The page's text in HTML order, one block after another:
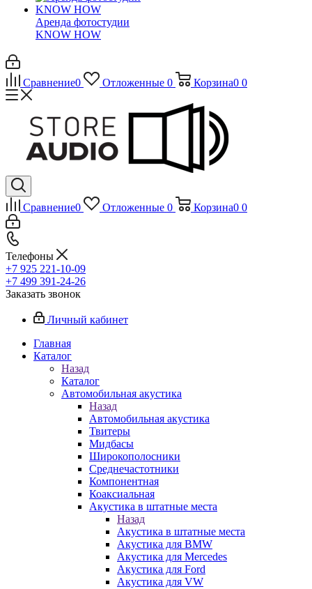
Аренда фотостудии
KNOW HOW
Сравнение0 Отложенные 0 Корзина0 0
Сравнение0 Отложенные 0 Корзина0 0
Телефоны
+7 925 221-10-09
+7 499 391-24-26
Заказать звонок
Личный кабинет
Главная
Каталог
Назад
Каталог
Автомобильная акустика
Назад
Автомобильная акустика
Твитеры
Мидбасы
Широкополосники
Среднечастотники
Компонентная
Коаксиальная
Акустика в штатные места
Назад
Акустика в штатные места
Акустика для BMW
Акустика для Mercedes
Акустика для Ford
Акустика для VW